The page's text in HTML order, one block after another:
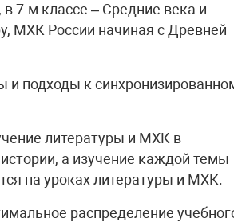
7-м классе – Средние века и
МХК России начиная с Древней
и подходы к
литературы и МХК в
а изучение каждой темы
на уроках литературы и МХК.
распределение